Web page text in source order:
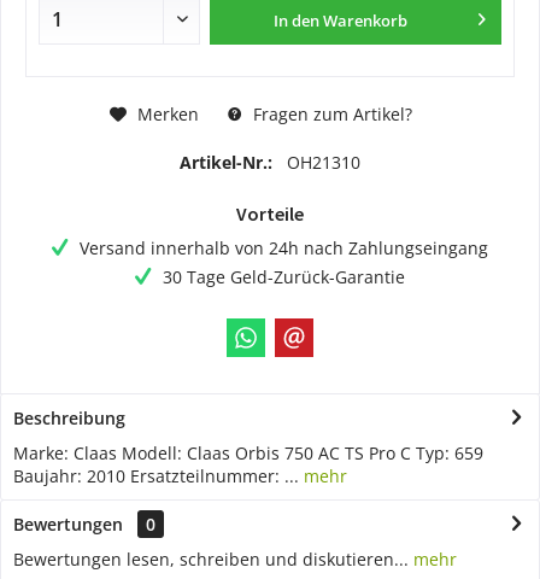
In denWarenkorb
Merken Fragen zum Artikel?
Artikel-Nr.: OH21310
Vorteile
Versand innerhalb von 24h nach Zahlungseingang
30 Tage Geld-Zurück-Garantie
Beschreibung
Marke: Claas Modell: Claas Orbis 750 AC TS Pro C Typ: 659
Baujahr: 2010 Ersatzteilnummer: ... mehr
Bewertungen
0
Bewertungen lesen, schreiben und diskutieren... mehr